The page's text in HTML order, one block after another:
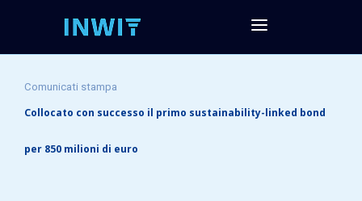
Comunicati stampa
Collocato con successo il primo sustainability-linked bond
per 850 milioni di euro